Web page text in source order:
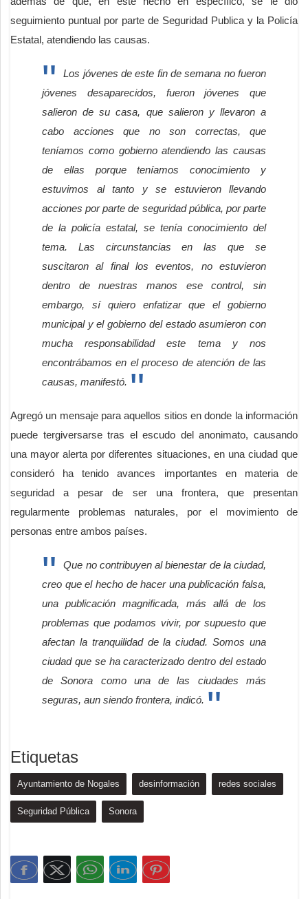
seguimiento puntual por parte de Seguridad Publica y la Policía
Estatal, atendiendo las causas.
Los jóvenes de este fin de semana no fueron
jóvenes desaparecidos, fueron jóvenes que
salieron de su casa, que salieron y llevaron a
cabo acciones que no son correctas, que
teníamos como gobierno atendiendo las causas
de ellas porque teníamos conocimiento y
estuvimos al tanto y se estuvieron llevando
acciones por parte de seguridad pública, por parte
de la policía estatal, se tenía conocimiento del
tema. Las circunstancias en las que se
suscitaron al final los eventos, no estuvieron
dentro de nuestras manos ese control, sin
embargo, sí quiero enfatizar que el gobierno
municipal y el gobierno del estado asumieron con
mucha responsabilidad este tema y nos
encontrábamos en el proceso de atención de las
causas, manifestó.
Agregó un mensaje para aquellos sitios en donde la información
puede tergiversarse tras el escudo del anonimato, causando
una mayor alerta por diferentes situaciones, en una ciudad que
consideró ha tenido avances importantes en materia de
seguridad a pesar de ser una frontera, que presentan
regularmente problemas naturales, por el movimiento de
personas entre ambos países.
Que no contribuyen al bienestar de la ciudad,
creo que el hecho de hacer una publicación falsa,
una publicación magnificada, más allá de los
problemas que podamos vivir, por supuesto que
afectan la tranquilidad de la ciudad. Somos una
ciudad que se ha caracterizado dentro del estado
de Sonora como una de las ciudades más
seguras, aun siendo frontera, indicó.
Etiquetas
Ayuntamiento de Nogales desinformación redes sociales
Seguridad Pública Sonora